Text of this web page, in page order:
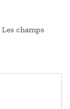
Les champs